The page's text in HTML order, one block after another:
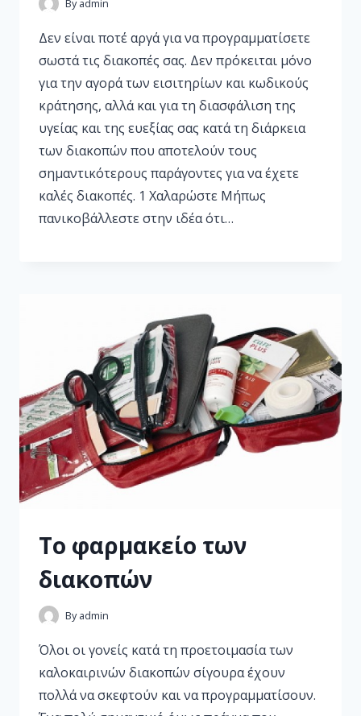
By admin
Δεν είναι ποτέ αργά για να προγραμματίσετε
σωστά τις διακοπές σας. Δεν πρόκειται μόνο
για την αγορά των εισιτηρίων και κωδικούς
κράτησης, αλλά και για τη διασφάλιση της
υγείας και της ευεξίας σας κατά τη διάρκεια
των διακοπών που αποτελούν τους
σημαντικότερους παράγοντες για να έχετε
καλές διακοπές. 1 Χαλαρώστε Μήπως
πανικοβάλλεστε στην ιδέα ότι…
Το φαρμακείο των
διακοπών
By admin
Όλοι οι γονείς κατά τη προετοιμασία των
καλοκαιρινών διακοπών σίγουρα έχουν
πολλά να σκεφτούν και να προγραμματίσουν.